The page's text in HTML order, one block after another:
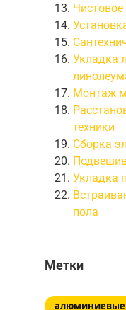
Укладка
Монтаж
техники
Сборка
Укладка
пола
Метки
алюминиевые